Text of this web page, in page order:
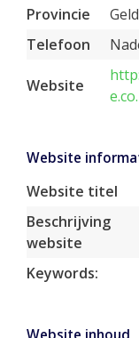
Provincie
Telefoon
Website
Website
Website titel
Beschrijving
website
Keywords: